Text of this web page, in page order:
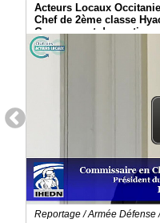
Acteurs Locaux
Chef de 2ème classe
Groupement de soutien
Reportage / Armée Défense